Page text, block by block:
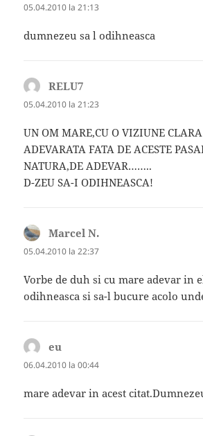
05.04.2010 la 21:13
dumnezeu sa l odihneasca
RELU7
05.04.2010 la 21:23
UN OM MARE,CU O VIZIUNE
ADEVARATA FATA DE ACESTE
NATURA,DE ADEVAR……..
D-ZEU SA-I ODIHNEASCA!
Marcel N.
05.04.2010 la 22:37
Vorbe de duh si cu mare adevar in
odihneasca si sa-l bucure acolo
eu
06.04.2010 la 00:44
mare adevar in acest